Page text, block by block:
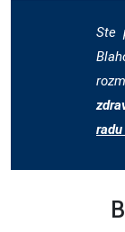
Ste